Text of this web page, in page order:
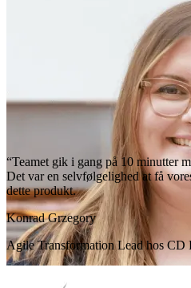
“Teamet gik i gang på 10 minutter
Det var en selvfølgelighed at få
dette produkt.
Konrad Grzegory
Agile Transformation Lead hos